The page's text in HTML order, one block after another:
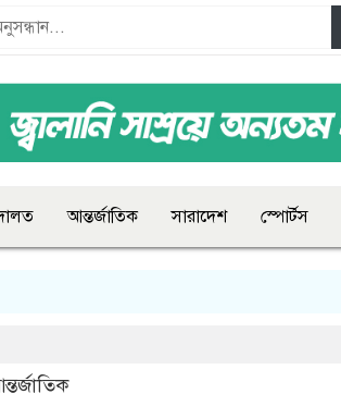
আন্তর্জাতিক সারাদেশ স্পোর্টস